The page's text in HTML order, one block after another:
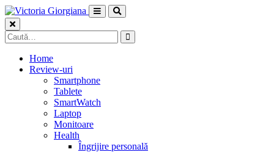
Skip
to
content
Caută
după:
Home
Review-uri
Smartphone
Tablete
SmartWatch
Laptop
Monitoare
Health
Îngrijire personală